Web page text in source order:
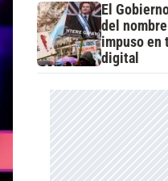
El
del
impuso en
digital